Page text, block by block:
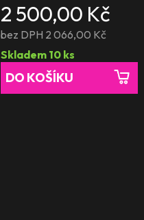
2 500,00 Kč
bez DPH 2 066,00 Kč
Skladem 10 ks
DO KOŠÍKU